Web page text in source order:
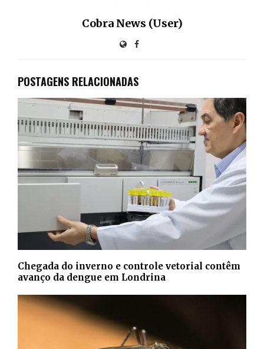
Cobra News (User)
POSTAGENS RELACIONADAS
Chegada do inverno e controle vetorial contêm
avanço da dengue em Londrina